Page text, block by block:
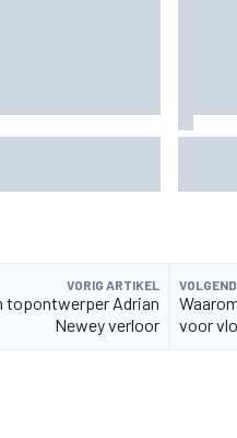
VORIG ARTIKEL
topontwerper Adrian
Newey verloor
voor